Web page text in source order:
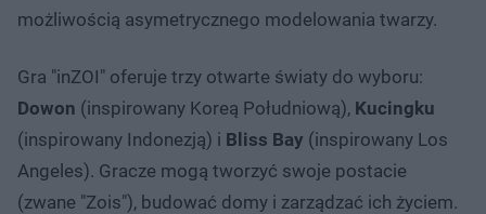
możliwością asymetrycznego modelowania twarzy.
Gra "inZOI" oferuje trzy otwarte światy do wyboru:
Dowon (inspirowany Koreą Południową), Kucingku
(inspirowany Indonezją) i Bliss Bay (inspirowany Los
Angeles). Gracze mogą tworzyć swoje postacie
(zwane "Zois"), budować domy i zarządzać ich życiem.